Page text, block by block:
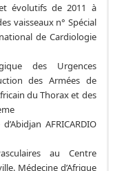
évolutifs de 2011 à
vaisseaux n° Spécial
de Cardiologie
des Urgences
des Armées de
du Thorax et des
AFRICARDIO
au Centre
Médecine d’Afrique